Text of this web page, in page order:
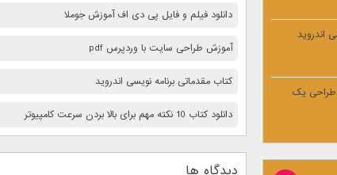
دانلود فیلم و فایل پی دی اف آموزش جوملا
آموزش طراحی سایت با وردپرس pdf
کتاب مقدماتی برنامه نویسی اندروید
دانلود کتاب 10 نكته مهم برای بالا بردن سرعت كامپيوتر
دیدگاه ها
اندروید
برای طراحی یک